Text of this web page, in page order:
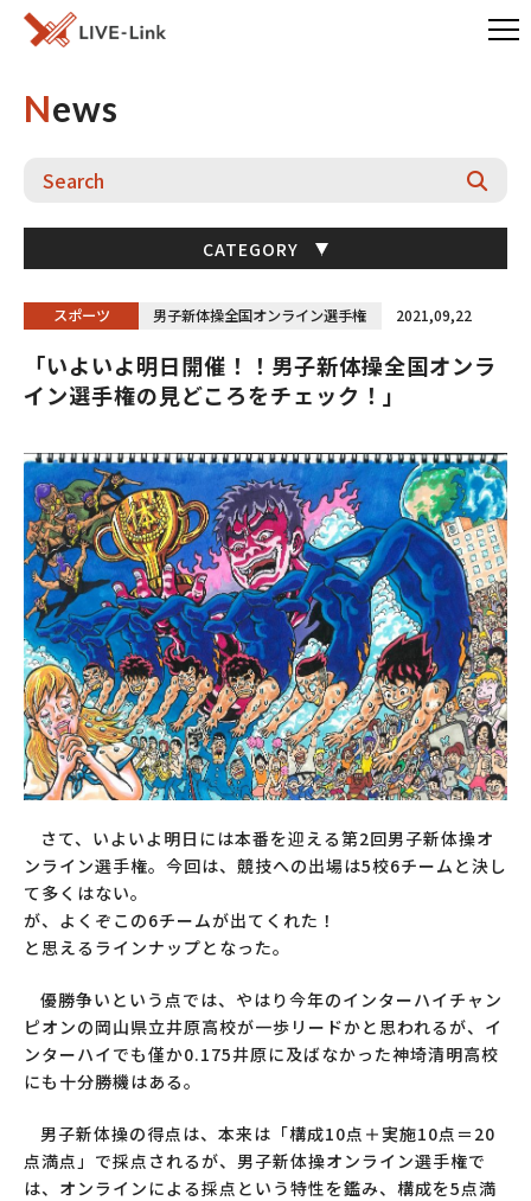
スポーツ 男子新体操全国オンライン選手権 2021,09,22
「いよいよ明日開催！！男子新体操全国オンラ
イン選手権の見どころをチェック！」
さて、いよいよ明日には本番を迎える第2回男子新体操オ
ンライン選手権。今回は、競技への出場は5校6チームと決し
て多くはない。
が、よくぞこの6チームが出てくれた！
と思えるラインナップとなった。
優勝争いという点では、やはり今年のインターハイチャン
ピオンの岡山県立井原高校が一歩リードかと思われるが、イ
ンターハイでも僅か0.175井原に及ばなかった神埼清明高校
にも十分勝機はある。
男子新体操の得点は、本来は「構成10点＋実施10点＝20
点満点」で採点されるが、男子新体操オンライン選手権で
は、オンラインによる採点という特性を鑑み、構成を5点満
News
CATEGORY